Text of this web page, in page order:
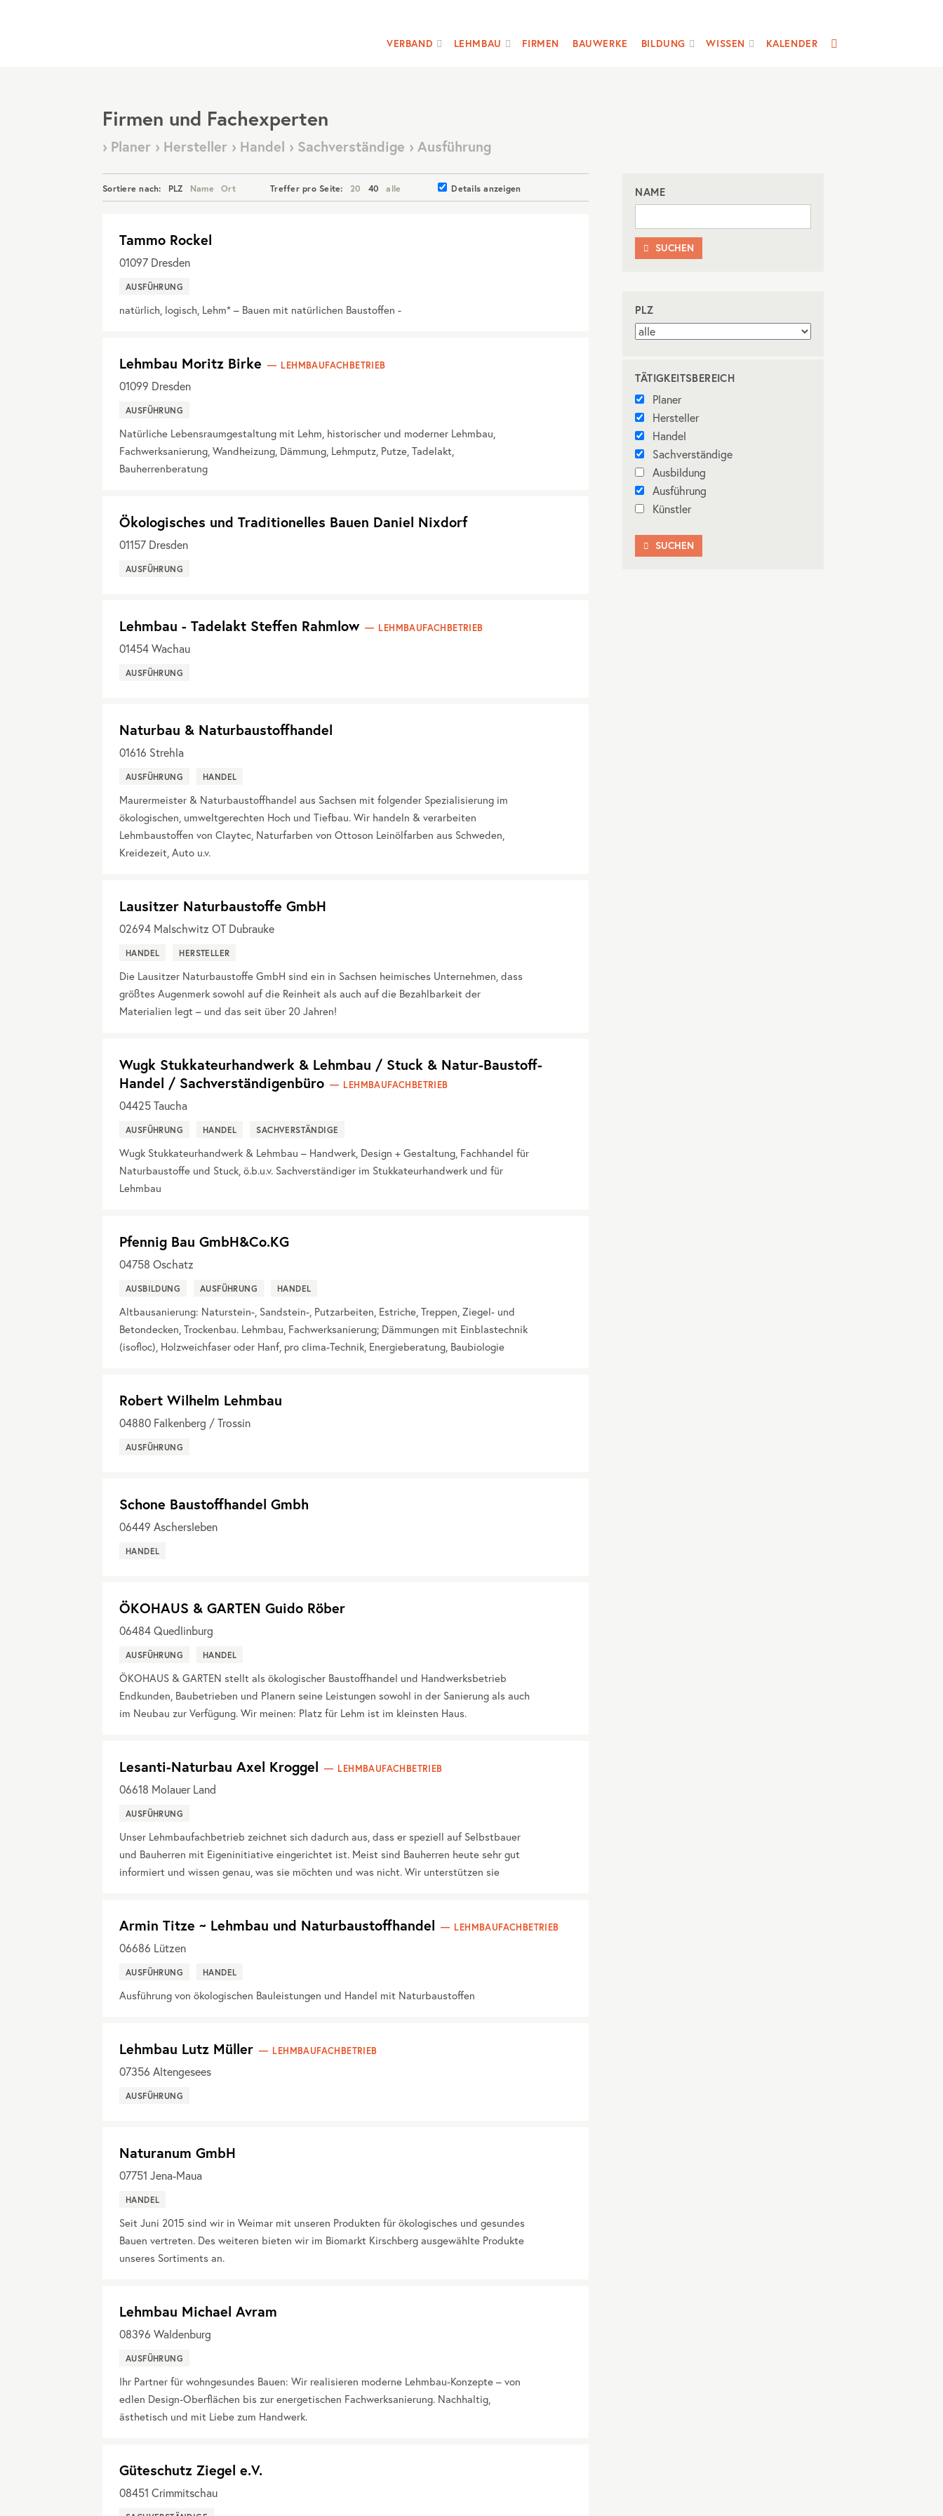
VERBAND LEHMBAU FIRMEN BAUWERKE BILDUNG WISSEN KALENDER
Firmen und Fachexperten
› Planer › Hersteller › Handel › Sachverständige › Ausführung
Sortiere nach: PLZ Name Ort Treffer pro Seite: 20 40 alle Details anzeigen
Tammo Rockel
01097 Dresden
AUSFÜHRUNG
natürlich, logisch, Lehm* – Bauen mit natürlichen Baustoffen -
Lehmbau Moritz Birke LEHMBAUFACHBETRIEB
01099 Dresden
AUSFÜHRUNG
Natürliche Lebensraumgestaltung mit Lehm, historischer und moderner Lehmbau,
Fachwerksanierung, Wandheizung, Dämmung, Lehmputz, Putze, Tadelakt,
Bauherrenberatung
Ökologisches und Traditionelles Bauen Daniel Nixdorf
01157 Dresden
AUSFÜHRUNG
Lehmbau - Tadelakt Steffen Rahmlow LEHMBAUFACHBETRIEB
01454 Wachau
AUSFÜHRUNG
Naturbau & Naturbaustoffhandel
01616 Strehla
AUSFÜHRUNG HANDEL
Maurermeister & Naturbaustoffhandel aus Sachsen mit folgender Spezialisierung im
ökologischen, umweltgerechten Hoch und Tiefbau. Wir handeln & verarbeiten
Lehmbaustoffen von Claytec, Naturfarben von Ottoson Leinölfarben aus Schweden,
Kreidezeit, Auto u.v.
Lausitzer Naturbaustoffe GmbH
02694 Malschwitz OT Dubrauke
HANDEL HERSTELLER
Die Lausitzer Naturbaustoffe GmbH sind ein in Sachsen heimisches Unternehmen, dass
größtes Augenmerk sowohl auf die Reinheit als auch auf die Bezahlbarkeit der
Materialien legt – und das seit über 20 Jahren!
Wugk Stukkateurhandwerk & Lehmbau / Stuck & Natur-Baustoff-
Handel / Sachverständigenbüro
LEHMBAUFACHBETRIEB
04425 Taucha
AUSFÜHRUNG HANDEL SACHVERSTÄNDIGE
Wugk Stukkateurhandwerk & Lehmbau – Handwerk, Design + Gestaltung, Fachhandel für
Naturbaustoffe und Stuck, ö.b.u.v. Sachverständiger im Stukkateurhandwerk und für
Lehmbau
Pfennig Bau GmbH&Co.KG
04758 Oschatz
AUSBILDUNG AUSFÜHRUNG HANDEL
Altbausanierung: Naturstein-, Sandstein-, Putzarbeiten, Estriche, Treppen, Ziegel- und
Betondecken, Trockenbau. Lehmbau, Fachwerksanierung; Dämmungen mit Einblastechnik
(isofloc), Holzweichfaser oder Hanf, pro clima-Technik, Energieberatung, Baubiologie
Robert Wilhelm Lehmbau
04880 Falkenberg / Trossin
AUSFÜHRUNG
Schone Baustoffhandel Gmbh
06449 Aschersleben
HANDEL
ÖKOHAUS & GARTEN Guido Röber
06484 Quedlinburg
AUSFÜHRUNG HANDEL
ÖKOHAUS & GARTEN stellt als ökologischer Baustoffhandel und Handwerksbetrieb
Endkunden, Baubetrieben und Planern seine Leistungen sowohl in der Sanierung als auch
im Neubau zur Verfügung. Wir meinen: Platz für Lehm ist im kleinsten Haus.
Lesanti-Naturbau Axel Kroggel LEHMBAUFACHBETRIEB
06618 Molauer Land
AUSFÜHRUNG
Unser Lehmbaufachbetrieb zeichnet sich dadurch aus, dass er speziell auf Selbstbauer
und Bauherren mit Eigeninitiative eingerichtet ist. Meist sind Bauherren heute sehr gut
informiert und wissen genau, was sie möchten und was nicht. Wir unterstützen sie
Armin Titze ~ Lehmbau und Naturbaustoffhandel LEHMBAUFACHBETRIEB
06686 Lützen
AUSFÜHRUNG HANDEL
Ausführung von ökologischen Bauleistungen und Handel mit Naturbaustoffen
Lehmbau Lutz Müller LEHMBAUFACHBETRIEB
07356 Altengesees
AUSFÜHRUNG
Naturanum GmbH
07751 Jena-Maua
HANDEL
Seit Juni 2015 sind wir in Weimar mit unseren Produkten für ökologisches und gesundes
Bauen vertreten. Des weiteren bieten wir im Biomarkt Kirschberg ausgewählte Produkte
unseres Sortiments an.
Lehmbau Michael Avram
08396 Waldenburg
AUSFÜHRUNG
Ihr Partner für wohngesundes Bauen: Wir realisieren moderne Lehmbau-Konzepte – von
edlen Design-Oberflächen bis zur energetischen Fachwerksanierung. Nachhaltig,
ästhetisch und mit Liebe zum Handwerk.
Güteschutz Ziegel e.V.
08451 Crimmitschau
NAME
 SUCHEN
PLZ
TÄTIGKEITSBEREICH
Planer
Hersteller
Handel
Sachverständige
Ausbildung
Ausführung
Künstler
 SUCHEN